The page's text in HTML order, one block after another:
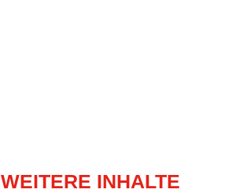
WEITERE INHALTE